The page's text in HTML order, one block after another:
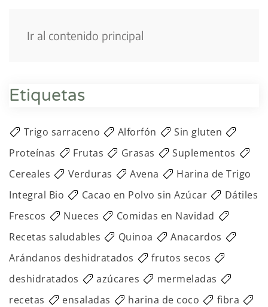
Ir al contenido principal
Etiquetas
Trigo sarraceno Alforfón
Sin gluten
Proteínas
Frutas Grasas
Suplementos
Cereales
Verduras Avena
Harina de Trigo
Integral Bio
Cacao en Polvo sin Azúcar
Dátiles
Frescos
Nueces
Comidas en Navidad
Recetas saludables
Quinoa
Anacardos
Arándanos deshidratados
frutos secos
deshidratados
azúcares
mermeladas
recetas
ensaladas harina de coco
fibra